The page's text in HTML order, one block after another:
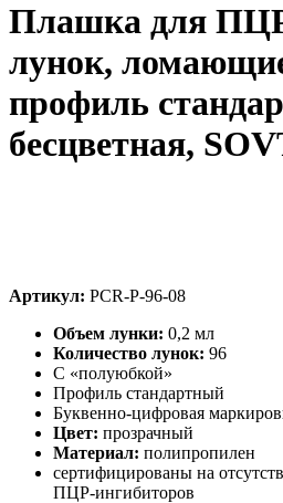
Плашка для
лунок,
профиль
бесцветная,
Артикул: PCR-P-96-08
Объем лунки: 0,2 мл
Количество лунок: 96
С «полуюбкой»
Профиль стандартный
Буквенно-цифровая
Цвет: прозрачный
Материал: полипропилен
сертифицированы на
ПЦР-ингибиторов